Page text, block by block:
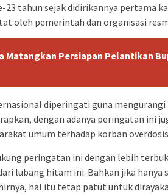
tahun sejak didirikannya pertama
oleh pemerintah dan organisasi
Matangkan Persiapan Pelantikan
diperingati guna
dengan adanya peringatan ini
umum terhadap korban
peringatan ini dengan lebih
lubang hitam ini. Bahkan jika hanya
hal itu tetap patut untuk